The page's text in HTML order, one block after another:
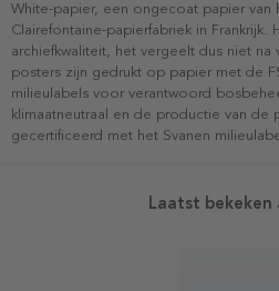
White-papier, een ongecoat papier van
Clairefontaine-papierfabriek in Frankrijk.
archiefkwaliteit, het vergeelt dus niet
posters zijn gedrukt op papier met de
milieulabels voor verantwoord
klimaatneutraal en de productie van de
gecertificeerd met het Svanen
Laatst